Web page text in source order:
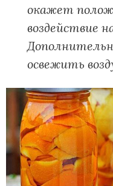
окажет
воздействие
освежить